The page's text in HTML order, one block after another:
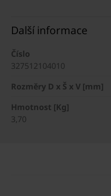
Další informace
Číslo
327512104010
Rozměry D x Š x V [mm]
Hmotnost [Kg]
3,70